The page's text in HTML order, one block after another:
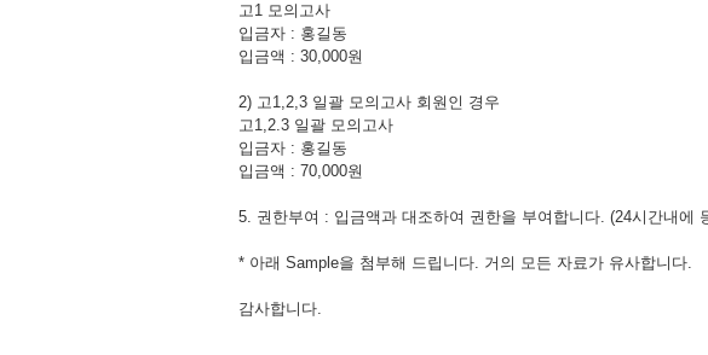
고1 모의고사
입금자 : 홍길동
입금액 : 30,000원
2) 고1,2,3 일괄 모의고사 회원인 경우
고1,2.3 일괄 모의고사
입금자 : 홍길동
입금액 : 70,000원
5. 권한부여 : 입금액과 대조하여 권한을 부여합니다. (24시간내에
* 아래 Sample을 첨부해 드립니다. 거의 모든 자료가 유사합니다.
감사합니다.